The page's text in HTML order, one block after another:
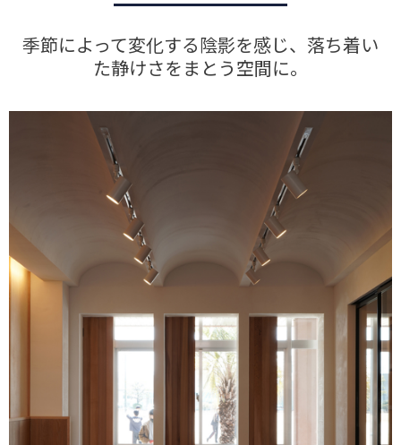
季節によって変化する陰影を感じ、落ち着い
た静けさをまとう空間に。